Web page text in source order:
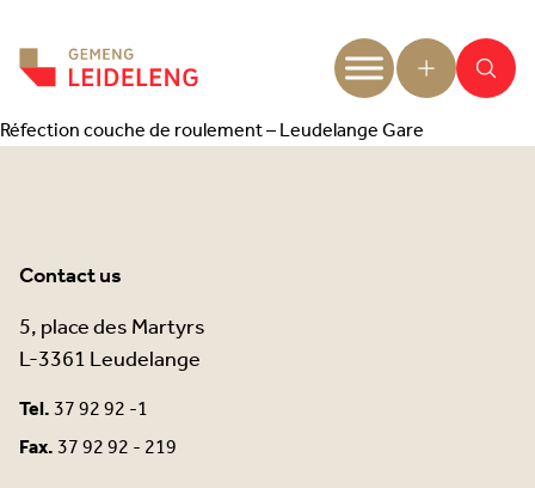
Réfection couche de roulement – Leudelange Gare
Contact us
5, place des Martyrs
L-3361 Leudelange
Tel.37 92 92 -1
Fax.37 92 92 - 219